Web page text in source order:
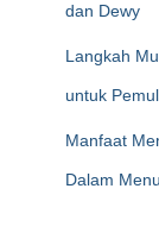
dan Dewy
Langkah
untuk
Manfaat
Dalam